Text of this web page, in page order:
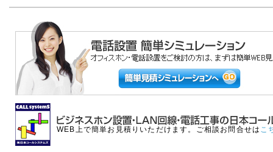
WEB上で簡単お見積りいただけます。ご相談お問合せは こ